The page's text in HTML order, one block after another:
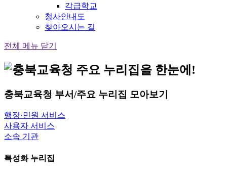
각급학교
청사안내도
찾아오시는 길
전체 메뉴 닫기
충북교육청 부서/주요 누리집 모아보기
행정·민원 서비스
사용자 서비스
소속 기관
특성화 누리집